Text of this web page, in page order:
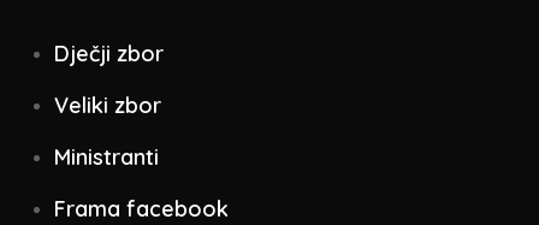
Dječji zbor
Veliki zbor
Ministranti
Frama facebook